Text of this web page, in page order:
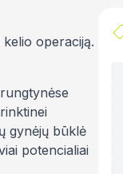
operaciją.
gynėjų būklė
potencialiai